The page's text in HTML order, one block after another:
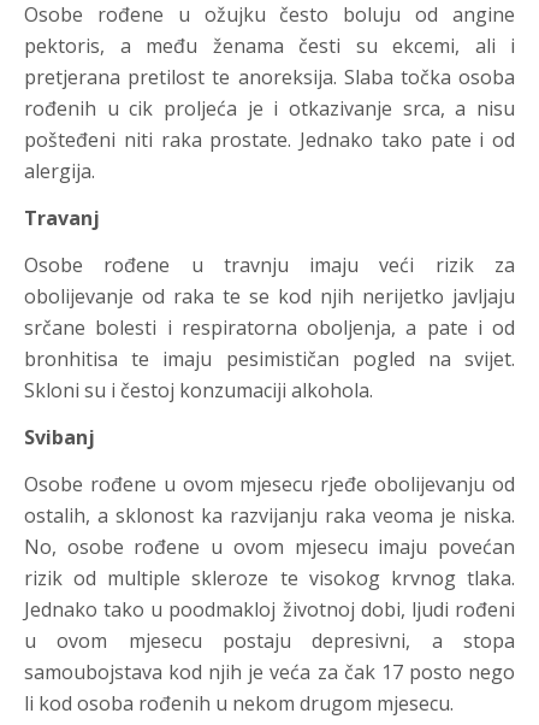
Osobe rođene u ožujku često boluju od angine
pektoris, a među ženama česti su ekcemi, ali i
pretjerana pretilost te anoreksija. Slaba točka osoba
rođenih u cik proljeća je i otkazivanje srca, a nisu
pošteđeni niti raka prostate. Jednako tako pate i od
alergija.
Travanj
Osobe rođene u travnju imaju veći rizik za
obolijevanje od raka te se kod njih nerijetko javljaju
srčane bolesti i respiratorna oboljenja, a pate i od
bronhitisa te imaju pesimističan pogled na svijet.
Skloni su i čestoj konzumaciji alkohola.
Svibanj
Osobe rođene u ovom mjesecu rjeđe obolijevanju od
ostalih, a sklonost ka razvijanju raka veoma je niska.
No, osobe rođene u ovom mjesecu imaju povećan
rizik od multiple skleroze te visokog krvnog tlaka.
Jednako tako u poodmakloj životnoj dobi, ljudi rođeni
u ovom mjesecu postaju depresivni, a stopa
samoubojstava kod njih je veća za čak 17 posto nego
li kod osoba rođenih u nekom drugom mjesecu.